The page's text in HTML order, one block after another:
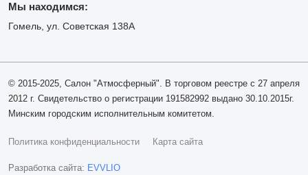
Мы находимся:
Гомель, ул. Советская 138А
© 2015-2025, Салон "Атмосферный". В торговом реестре с 27 апреля
2012 г. Свидетельство о регистрации 191582992 выдано 30.10.2015г.
Минским городским исполнительным комитетом.
Политика конфиденциальности Карта сайта
Разработка сайта: EVVLIO